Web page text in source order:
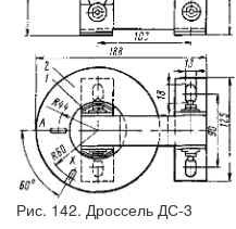
Рис. 142. Дроссель ДС-3